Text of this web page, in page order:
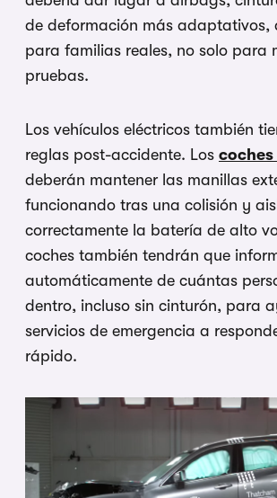
de deformación más adaptativos,
para familias reales, no solo para
pruebas.
Los vehículos eléctricos también
reglas post-accidente. Los
deberán mantener las manillas
funcionando tras una colisión y
correctamente la batería de alto
coches también tendrán que
automáticamente de cuántas
dentro, incluso sin cinturón, para
servicios de emergencia a
rápido.